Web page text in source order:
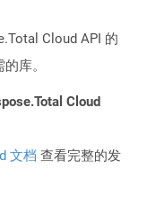
Cloud API 的
库。
Cloud
文档 查看完整的发